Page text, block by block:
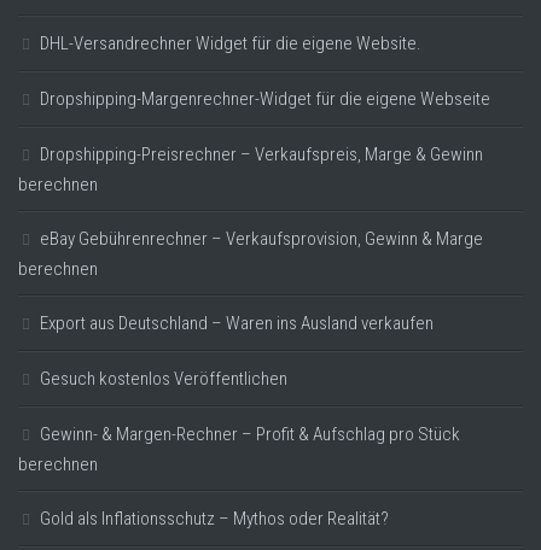
DHL-Versandrechner Widget für die eigene Website.
Dropshipping-Margenrechner-Widget für die eigene Webseite
Dropshipping-Preisrechner – Verkaufspreis, Marge & Gewinn
berechnen
eBay Gebührenrechner – Verkaufsprovision, Gewinn & Marge
berechnen
Export aus Deutschland – Waren ins Ausland verkaufen
Gesuch kostenlos Veröffentlichen
Gewinn- & Margen-Rechner – Profit & Aufschlag pro Stück
berechnen
Gold als Inflationsschutz – Mythos oder Realität?